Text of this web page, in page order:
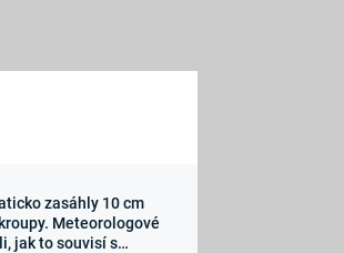
Sledujte nás
zasáhly 10 cm
Meteorologové
jak to souvisí s